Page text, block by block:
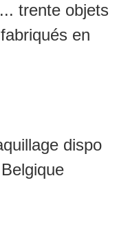
trente objets
en
dispo